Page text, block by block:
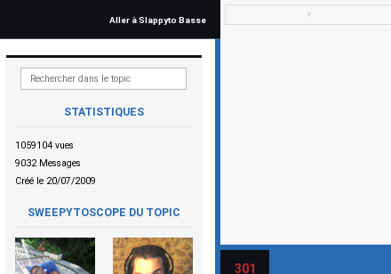
Aller à Slappyto Basse
STATISTIQUES
1059104 vues
9032 Messages
Créé le 20/07/2009
SWEEPYTOSCOPE DU TOPIC
301
▼